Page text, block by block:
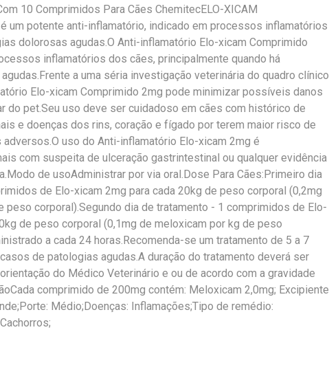
10 Comprimidos Para Cães ChemitecELO-XICAM
um potente anti-inflamatório, indicado em processos inflamatórios
dolorosas agudas.O Anti-inflamatório Elo-xicam Comprimido
inflamatórios dos cães, principalmente quando há
a uma séria investigação veterinária do quadro clínico
Elo-xicam Comprimido 2mg pode minimizar possíveis danos
do pet.Seu uso deve ser cuidadoso em cães com histórico de
e doenças dos rins, coração e fígado por terem maior risco de
uso do Anti-inflamatório Elo-xicam 2mg é
com suspeita de ulceração gastrintestinal ou qualquer evidência
de usoAdministrar por via oral.Dose Para Cães:Primeiro dia
de Elo-xicam 2mg para cada 20kg de peso corporal (0,2mg
peso corporal).Segundo dia de tratamento - 1 comprimidos de Elo-
de peso corporal (0,1mg de meloxicam por kg de peso
a cada 24 horas.Recomenda-se um tratamento de 5 a 7
de patologias agudas.A duração do tratamento deverá ser
do Médico Veterinário e ou de acordo com a gravidade
comprimido de 200mg contém: Meloxicam 2,0mg; Excipiente
Médio;Doenças: Inflamações;Tipo de remédio: